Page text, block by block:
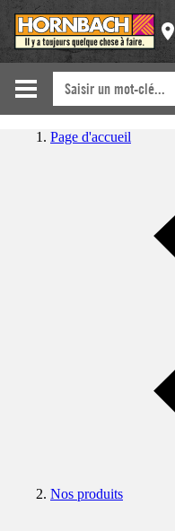
Page d'accueil
Nos produits